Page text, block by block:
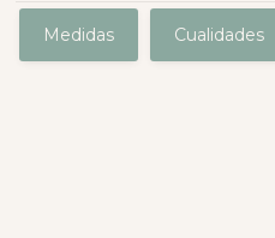
Medidas Cualidades